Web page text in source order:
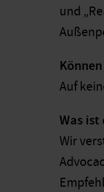
und
Auf
Was ist
Wir